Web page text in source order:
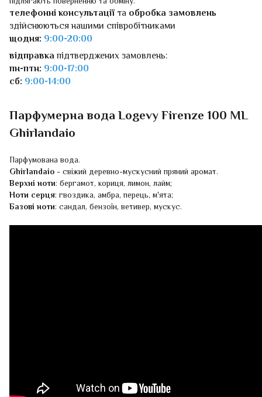
телефонні консультації та обробка замовлень
здійснюються нашими співробітниками
щодня: 9:00-20:00
відправка підтверджених замовлень:
пн-птн: 9:00-17:00
сб: 9:00-14:00
Парфумерна вода Logevy Firenze 100 ML
Ghirlandaio
Парфумована вода.
Ghirlandaio - свіжий деревно-мускусний пряний аромат.
Верхні ноти: бергамот, кориця, лимон, лайм;
Ноти серця: гвоздика, амбра, перець, м'ята;
Базові ноти: сандал, бензоїн, ветивер, мускус.